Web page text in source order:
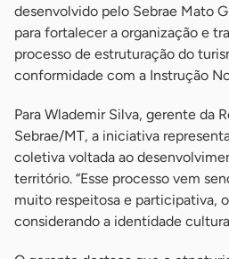
desenvolvido pelo Sebrae Mato
para fortalecer a organização e
processo de estruturação do
conformidade com a Instrução
Para Wlademir Silva, gerente da
Sebrae/MT, a iniciativa
coletiva voltada ao
território. “Esse processo vem
muito respeitosa e participativa,
considerando a identidade